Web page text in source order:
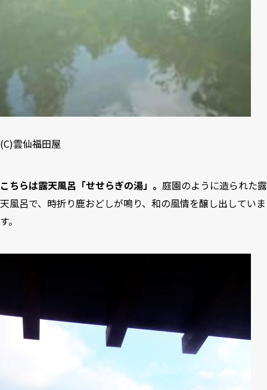
(C)雲仙福田屋
こちらは露天風呂「せせらぎの湯」。 庭園のように造られた露
天風呂で、時折り鹿おどしが鳴り、和の風情を醸し出していま
す。